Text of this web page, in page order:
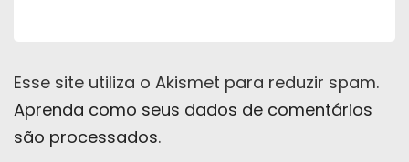
Esse site utiliza o Akismet para reduzir spam.
Aprenda como seus dados de comentários
são processados.